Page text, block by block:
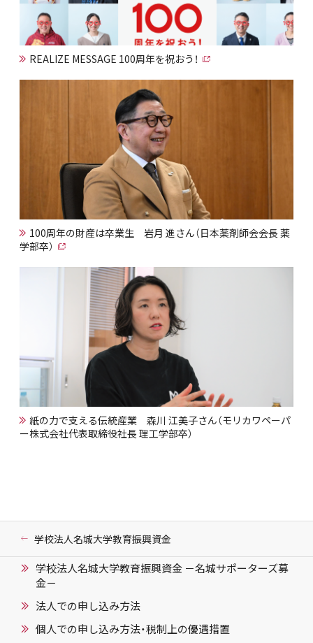
REALIZE MESSAGE 100周年を祝おう！
100周年の財産は卒業生 岩月 進さん（日本薬剤師会会長 薬
学部卒）
紙の力で支える伝統産業 森川 江美子さん（モリカワペーパ
ー株式会社代表取締役社長 理工学部卒）
学校法人名城大学教育振興資金
学校法人名城大学教育振興資金 －名城サポーターズ募
金－
法人での申し込み方法
個人での申し込み方法・税制上の優遇措置